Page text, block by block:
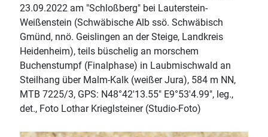
23.09.2022 am "Schloßberg" bei Lauterstein-
Weißenstein (Schwäbische Alb ssö. Schwäbisch
Gmünd, nnö. Geislingen an der Steige, Landkreis
Heidenheim), teils büschelig an morschem
Buchenstumpf (Finalphase) in Laubmischwald an
Steilhang über Malm-Kalk (weißer Jura), 584 m NN,
MTB 7225/3, GPS: N48°42'13.55" E9°53'4.99", leg.,
det., Foto Lothar Krieglsteiner (Studio-Foto)